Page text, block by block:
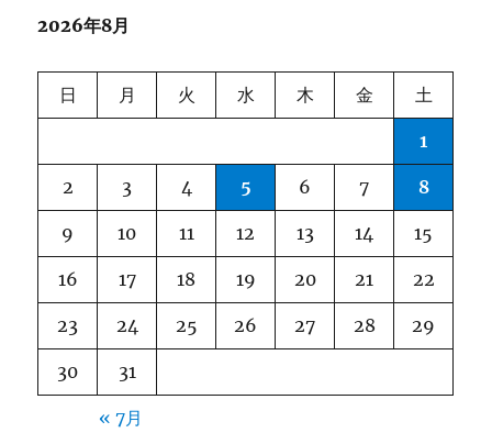
ー
シ
ョ
ン
2026年8月
日 月 火 水 木 金 土
1
2 3 4 5 6 7 8
9 10 11 12 13 14 15
16 17 18 19 20 21 22
23 24 25 26 27 28 29
30 31
« 7月